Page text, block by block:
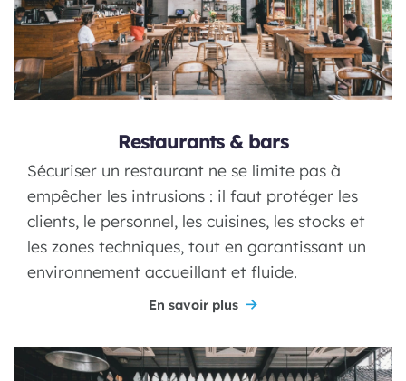
Restaurants & bars
Sécuriser un restaurant ne se limite pas à
empêcher les intrusions : il faut protéger les
clients, le personnel, les cuisines, les stocks et
les zones techniques, tout en garantissant un
environnement accueillant et fluide.
En savoir plus